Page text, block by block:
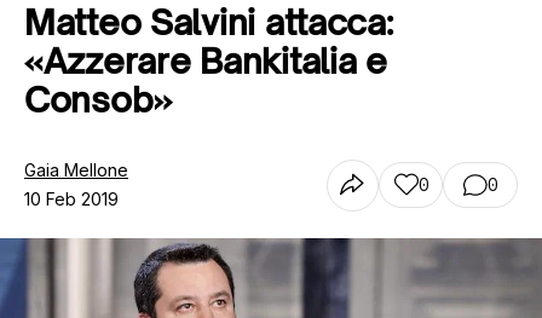
Tutti gli articoli
Chi siamo
Matteo Salvini attacca:
«Azzerare Bankitalia e
Consob»
Gaia Mellone
10 Feb 2019
0 0